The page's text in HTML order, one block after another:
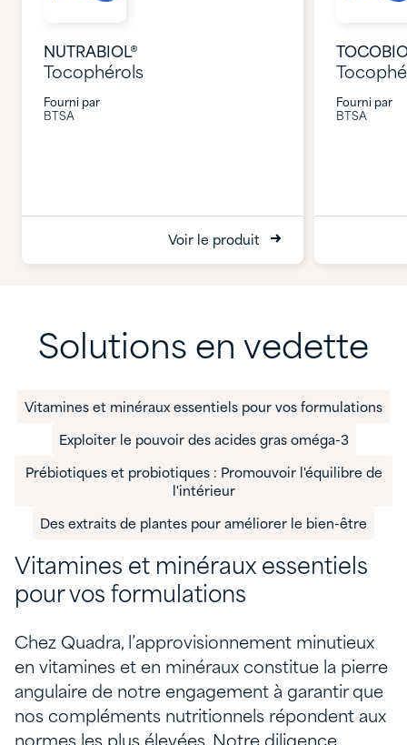
NUTRABIOL®
Tocophérols
Fourni par
BTSA
Voir le produit
Fourni par
BTSA
Solutions en vedette
Vitamines et minéraux essentiels pour vos formulations
Exploiter le pouvoir des acides gras oméga-3
Prébiotiques et probiotiques : Promouvoir l'équilibre de
l'intérieur
Des extraits de plantes pour améliorer le bien-être
Vitamines et minéraux essentiels
pour vos formulations
Chez Quadra, l’approvisionnement minutieux
en vitamines et en minéraux constitue la pierre
angulaire de notre engagement à garantir que
nos compléments nutritionnels répondent aux